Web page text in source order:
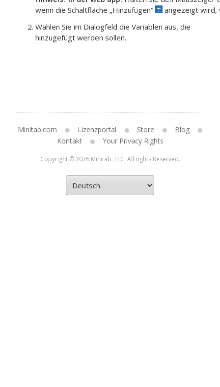
wenn die Schaltfläche „Hinzufügen“
angezeigt wird,
Wählen Sie im Dialogfeld die Variablen aus, die
hinzugefügt werden sollen.
Minitab.com Lizenzportal Store
Blog
Kontakt
Your Privacy Rights
Copyright © 2026 Minitab, LLC. All rights Reserved.